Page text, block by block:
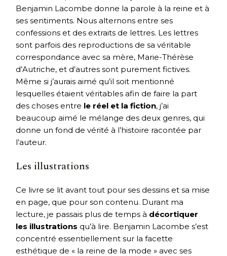
Benjamin Lacombe donne la parole à la reine et à
ses sentiments. Nous alternons entre ses
confessions et des extraits de lettres. Les lettres
sont parfois des reproductions de sa véritable
correspondance avec sa mère, Marie-Thérèse
d’Autriche, et d’autres sont purement fictives.
Même si j’aurais aimé qu’il soit mentionné
lesquelles étaient véritables afin de faire la part
des choses entre le réel et la fiction, j’ai
beaucoup aimé le mélange des deux genres, qui
donne un fond de vérité à l’histoire racontée par
l’auteur.
Les illustrations
Ce livre se lit avant tout pour ses dessins et sa mise
en page, que pour son contenu. Durant ma
lecture, je passais plus de temps à décortiquer
les illustrations qu’à lire. Benjamin Lacombe s’est
concentré essentiellement sur la facette
esthétique de « la reine de la mode » avec ses